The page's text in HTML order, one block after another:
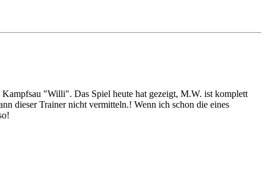
"Willi". Das Spiel heute hat gezeigt, M.W. ist komplett
dieser Trainer nicht vermitteln.! Wenn ich schon die eines